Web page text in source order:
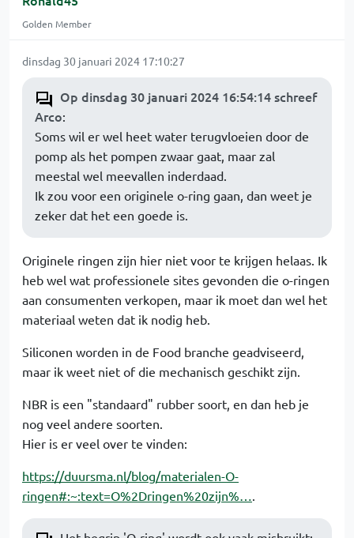
Golden Member
dinsdag 30 januari 2024 17:10:27
Op dinsdag 30 januari 2024 16:54:14 schreef
Arco:
Soms wil er wel heet water terugvloeien door de
pomp als het pompen zwaar gaat, maar zal
meestal wel meevallen inderdaad.
Ik zou voor een originele o-ring gaan, dan weet je
zeker dat het een goede is.
Originele ringen zijn hier niet voor te krijgen helaas. Ik
heb wel wat professionele sites gevonden die o-ringen
aan consumenten verkopen, maar ik moet dan wel het
materiaal weten dat ik nodig heb.
Siliconen worden in de Food branche geadviseerd,
maar ik weet niet of die mechanisch geschikt zijn.
NBR is een "standaard" rubber soort, en dan heb je
nog veel andere soorten.
Hier is er veel over te vinden:
https://duursma.nl/blog/materialen-O-
ringen#:~:text=O%2Dringen%20zijn%….